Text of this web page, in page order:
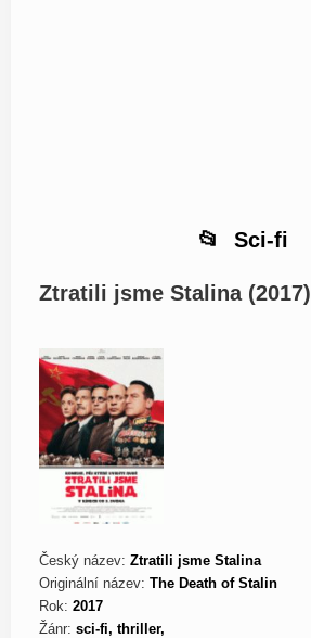
Sci-fi
Ztratili jsme Stalina (2017)
Český název: Ztratili jsme Stalina
Originální název: The Death of Stalin
Rok: 2017
Žánr: sci-fi, thriller,